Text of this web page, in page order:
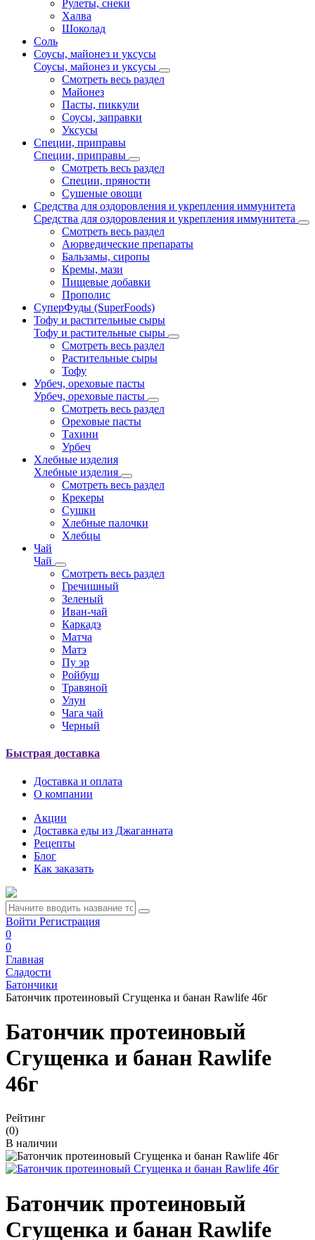
Рулеты, снеки
Халва
Шоколад
Соль
Соусы, майонез и уксусы
Соусы, майонез и уксусы
Смотреть весь раздел
Майонез
Пасты, пиккули
Соусы, заправки
Уксусы
Специи, приправы
Специи, приправы
Смотреть весь раздел
Специи, пряности
Сушеные овощи
Средства для оздоровления и укрепления иммунитета
Средства для оздоровления и укрепления иммунитета
Смотреть весь раздел
Аюрведические препараты
Бальзамы, сиропы
Кремы, мази
Пищевые добавки
Прополис
СуперФуды (SuperFoods)
Тофу и растительные сыры
Тофу и растительные сыры
Смотреть весь раздел
Растительные сыры
Тофу
Урбеч, ореховые пасты
Урбеч, ореховые пасты
Смотреть весь раздел
Ореховые пасты
Тахини
Урбеч
Хлебные изделия
Хлебные изделия
Смотреть весь раздел
Крекеры
Сушки
Хлебные палочки
Хлебцы
Чай
Чай
Смотреть весь раздел
Гречишный
Зеленый
Иван-чай
Каркадэ
Матча
Матэ
Пу эр
Ройбуш
Травяной
Улун
Чага чай
Черный
Быстрая доставка
Доставка и оплата
О компании
Акции
Доставка еды из Джаганната
Рецепты
Блог
Как заказать
Войти Регистрация
0
0
Главная
Сладости
Батончики
Батончик протеиновый Сгущенка и банан Rawlife 46г
Батончик протеиновый
Сгущенка и банан Rawlife
46г
Рейтинг
(0)
В наличии
Батончик протеиновый
Сгущенка и банан Rawlife